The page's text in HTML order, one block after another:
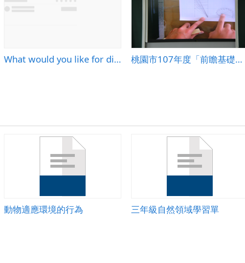
What would you like for dinner? 桃園市107年度「前瞻基礎建設-國民中小學校園數位建設計畫」之智慧教室學習教案【楊明國中】
動物適應環境的行為 三年級自然領域學習單